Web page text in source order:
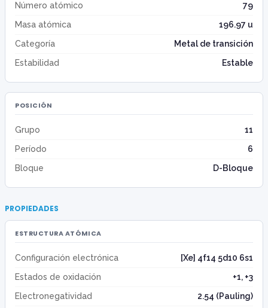
Número atómico
79
Masa atómica
196.97 u
Categoría
Metal de transición
Estabilidad
Estable
POSICIÓN
Grupo
11
Período
6
Bloque
D-Bloque
PROPIEDADES
ESTRUCTURA ATÓMICA
Configuración electrónica
[Xe] 4f14 5d10 6s1
Estados de oxidación
+1, +3
Electronegatividad
2.54 (Pauling)